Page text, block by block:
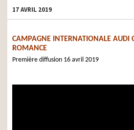
17 AVRIL 2019
CAMPAGNE INTERNATIONALE AUDI
ROMANCE
Première diffusion 16 avril 2019